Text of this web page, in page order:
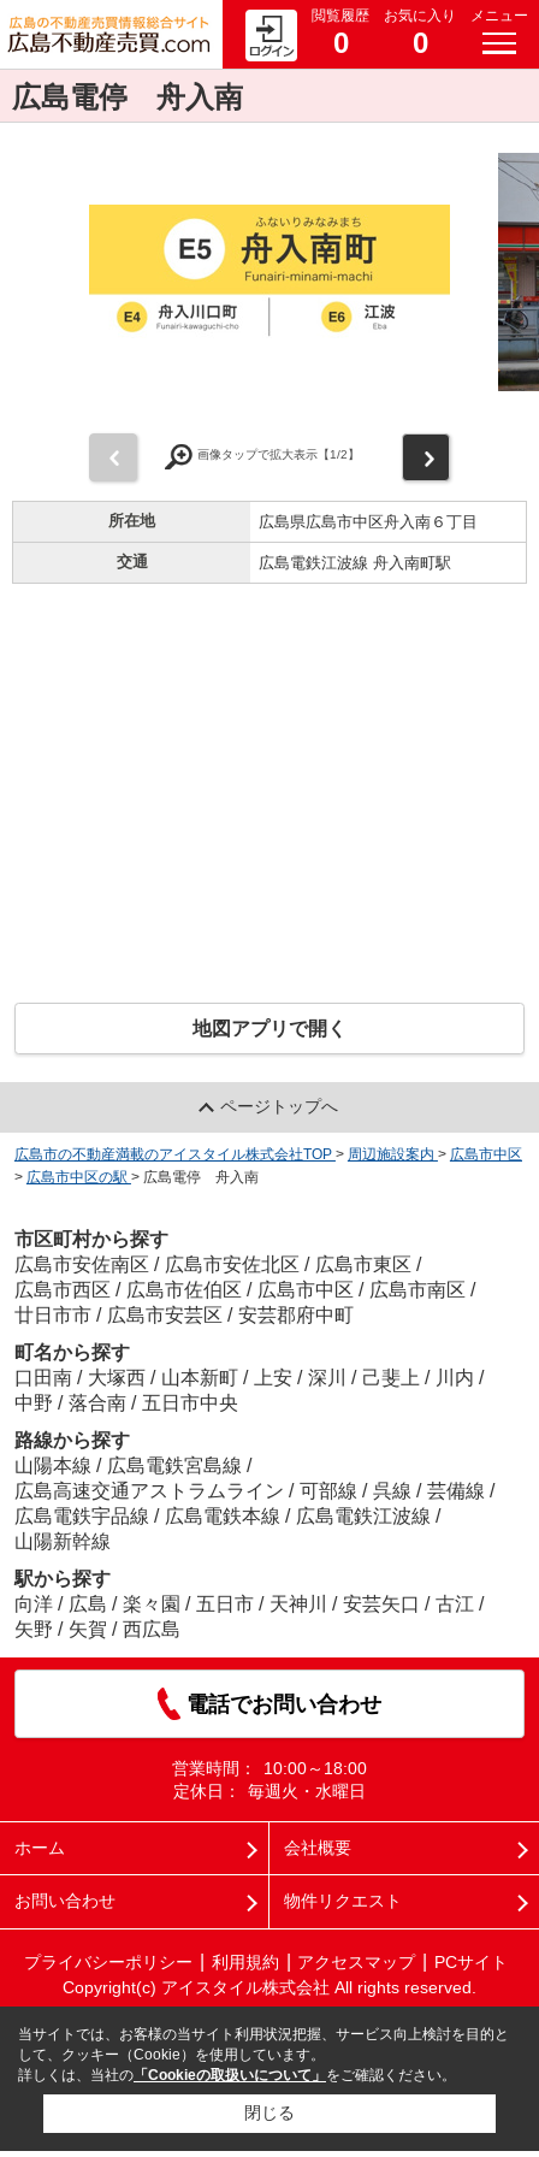
閲覧履歴
0
お気に入り
0
メニュー
広島電停 舟入南
画像タップで拡大表示【1/2】
所在地 広島県広島市中区舟入南６丁目
交通 広島電鉄江波線 舟入南町駅
地図アプリで開く
ページトップへ
広島市の不動産満載のアイスタイル株式会社TOP > 周辺施設案内 > 広島市中区
> 広島市中区の駅 > 広島電停 舟入南
市区町村から探す
広島市安佐南区 / 広島市安佐北区 / 広島市東区 /
広島市西区 / 広島市佐伯区 / 広島市中区 / 広島市南区 /
廿日市市 / 広島市安芸区 / 安芸郡府中町
町名から探す
口田南 / 大塚西 / 山本新町 / 上安 / 深川 / 己斐上 / 川内 /
中野 / 落合南 / 五日市中央
路線から探す
山陽本線 / 広島電鉄宮島線 /
広島高速交通アストラムライン / 可部線 / 呉線 / 芸備線 /
広島電鉄宇品線 / 広島電鉄本線 / 広島電鉄江波線 /
山陽新幹線
駅から探す
向洋 / 広島 / 楽々園 / 五日市 / 天神川 / 安芸矢口 / 古江 /
矢野 / 矢賀 / 西広島
電話でお問い合わせ
営業時間：
10:00～18:00
定休日：
毎週火・水曜日
ホーム 会社概要
お問い合わせ 物件リクエスト
プライバシーポリシー 利用規約 アクセスマップ
PCサイト
Copyright(c) アイスタイル株式会社 All rights reserved.
当サイトでは、お客様の当サイト利用状況把握、サービス向上検討を目的と
して、クッキー（Cookie）を使用しています。
詳しくは、当社の 「Cookieの取扱いについて」 をご確認ください。
閉じる